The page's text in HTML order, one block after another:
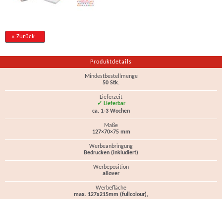
« Zurück
Produktdetails
Mindestbestellmenge
50 Stk.
Lieferzeit
✓ Lieferbar
ca. 1-3 Wochen
Maße
127×70×75 mm
Werbeanbringung
Bedrucken (inkludiert)
Werbeposition
allover
Werbefläche
max. 127x215mm (fullcolour),